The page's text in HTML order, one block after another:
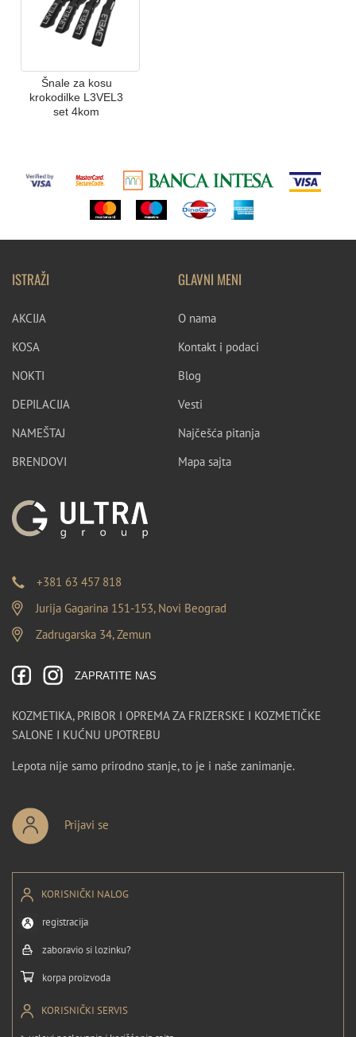
Šnale za kosu
krokodilke L3VEL3
set 4kom
ISTRAŽI
AKCIJA
KOSA
NOKTI
DEPILACIJA
NAMEŠTAJ
BRENDOVI
GLAVNI MENI
O nama
Kontakt i podaci
Blog
Vesti
Najčešća pitanja
Mapa sajta
+381 63 457 818
Jurija Gagarina 151-153, Novi Beograd
Zadrugarska 34, Zemun
ZAPRATITE NAS
KOZMETIKA, PRIBOR I OPREMA ZA FRIZERSKE I KOZMETIČKE
SALONE I KUĆNU UPOTREBU
Lepota nije samo prirodno stanje, to je i naše zanimanje.
Prijavi se
KORISNIČKI NALOG
registracija
zaboravio si lozinku?
korpa proizvoda
KORISNIČKI SERVIS